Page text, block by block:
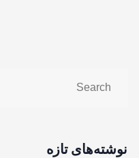
نوشته‌های تازه